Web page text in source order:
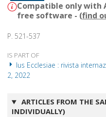
Compatible only with
free software - (find
P. 521-537
IS PART OF
Ius Ecclesiae : rivista
2, 2022
ARTICLES FROM THE
INDIVIDUALLY)